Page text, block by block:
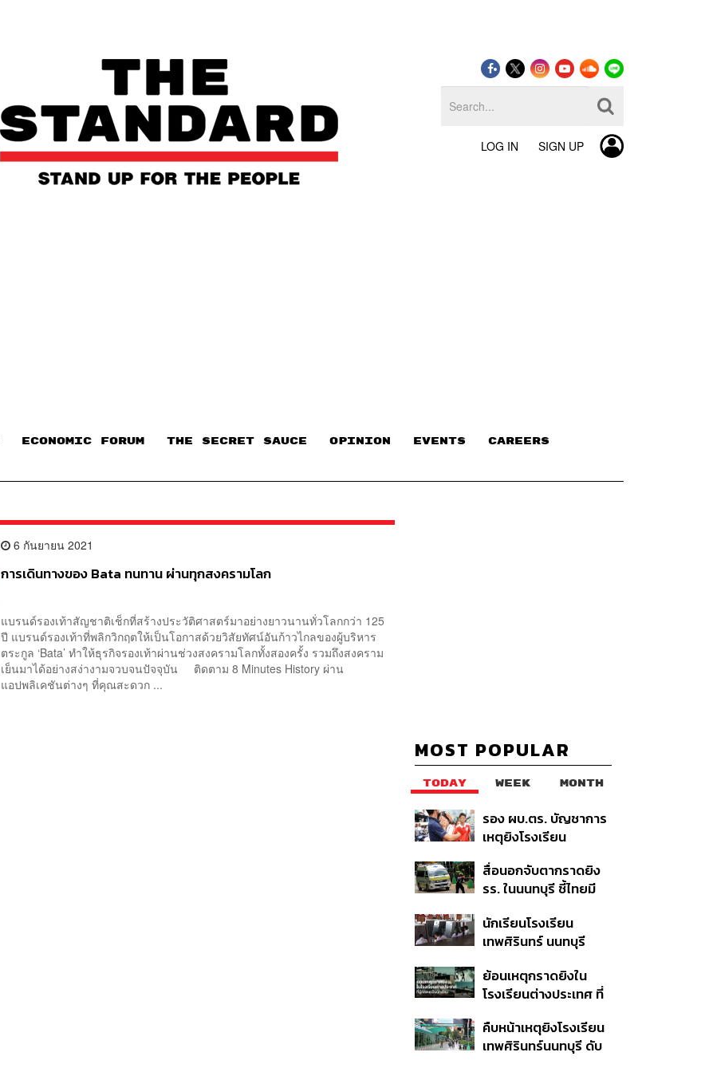
LOG IN SIGN UP
ECONOMIC FORUM THE SECRET SAUCE​ OPINION EVENTS CAREERS
6 กันยายน 2021
การเดินทางของ Bata ทนทาน ผ่านทุกสงครามโลก
แบรนด์รองเท้าสัญชาติเช็กที่สร้างประวัติศาสตร์มาอย่างยาวนานทั่วโลกกว่า 125
ปี แบรนด์รองเท้าที่พลิกวิกฤตให้เป็นโอกาสด้วยวิสัยทัศน์อันก้าวไกลของผู้บริหาร
ตระกูล ‘Bata’ ทำให้ธุรกิจรองเท้าผ่านช่วงสงครามโลกทั้งสองครั้ง รวมถึงสงคราม
เย็นมาได้อย่างสง่างามจวบจนปัจจุบัน ติดตาม 8 Minutes History ผ่าน
แอปพลิเคชันต่างๆ ที่คุณสะดวก ...
MOST POPULAR
TODAY WEEK MONTH
รอง ผบ.ตร. บัญชาการ
เหตุยิงโรงเรียน
ค้นหา 2 รอบยืนยันไร้คน
ติดค้าง พบศพปู่-ย่าที่
สื่อนอกจับตากราดยิง
รร. ในนนทบุรี ชี้ไทยมี
ในระดับต้นของภูมิภาค
นักเรียนโรงเรียน
เทพศิรินทร์ นนทบุรี
ปลอดภัยชั่วคราว หลัง
เหตุใช้อาวุธปืนภายใน
ย้อนเหตุกราดยิงใน
โรงเรียนต่างประเทศ ที่
คืบหน้าเหตุยิงโรงเรียน
เทพศิรินทร์นนทบุรี ดับ